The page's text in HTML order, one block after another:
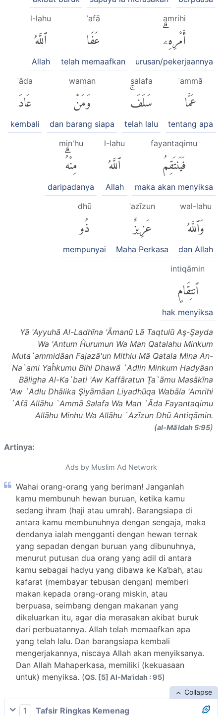
amrihi
أَمْرِهِۦۗ
urusan/pekerjaannya
ʿafā
عَفَا
telah memaafkan
l-lahu
ٱللَّهُ
Allah
ʿammā
عَمَّا
tentang apa
salafa
سَلَفَۚ
telah lalu
waman
وَمَنْ
dan barang siapa
ʿāda
عَادَ
kembali
fayantaqimu
فَيَنتَقِمُ
maka akan menyiksa
l-lahu
ٱللَّهُ
Allah
min'hu
مِنْهُۗ
daripadanya
wal-lahu
وَٱللَّهُ
dan Allah
ʿazīzun
عَزِيزٌ
Maha Perkasa
dhū
ذُو
mempunyai
intiqāmin
ٱنتِقَامٍ
hak menyiksa
Yā 'Ayyuhā Al-Ladhīna 'Āmanū Lā Taqtulū Aş-Şayda
Wa 'Antum Ĥurumun Wa Man Qatalahu Minkum
Muta`ammidāan Fajazā'un Mithlu Mā Qatala Mina An-
Na`ami Yaĥkumu Bihi Dhawā `Adlin Minkum Hadyāan
Bāligha Al-Ka`bati 'Aw Kaffāratun Ţa`āmu Masākīna
'Aw `Adlu Dhālika Şiyāmāan Liyadhūqa Wabāla 'Amrihi
`Afā Allāhu `Ammā Salafa Wa Man `Āda Fayantaqimu
Allāhu Minhu Wa Allāhu `Azīzun Dhū Antiqāmin.
(al-Māʾidah 5:95)
Artinya:
Ads by Muslim Ad Network
Wahai orang-orang yang beriman! Janganlah
kamu membunuh hewan buruan, ketika kamu
sedang ihram (haji atau umrah). Barangsiapa di
antara kamu membunuhnya dengan sengaja, maka
dendanya ialah mengganti dengan hewan ternak
yang sepadan dengan buruan yang dibunuhnya,
menurut putusan dua orang yang adil di antara
kamu sebagai hadyu yang dibawa ke Ka‘bah, atau
kafarat (membayar tebusan dengan) memberi
makan kepada orang-orang miskin, atau
berpuasa, seimbang dengan makanan yang
dikeluarkan itu, agar dia merasakan akibat buruk
dari perbuatannya. Allah telah memaafkan apa
yang telah lalu. Dan barangsiapa kembali
mengerjakannya, niscaya Allah akan menyiksanya.
Dan Allah Mahaperkasa, memiliki (kekuasaan
untuk) menyiksa. (QS. [5] Al-Ma'idah : 95)
Collapse
1
Tafsir Ringkas Kemenag